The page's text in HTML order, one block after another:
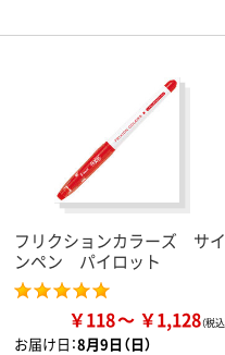
フリクションカラーズ サイ
ンペン パイロット
￥118 ￥1,128
お届け日：8月9日（日）